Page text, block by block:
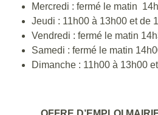
Mercredi : fermé le matin
Jeudi : 11h00 à 13h00 et de
Vendredi : fermé le matin
Samedi : fermé le matin
Dimanche : 11h00 à 13h00